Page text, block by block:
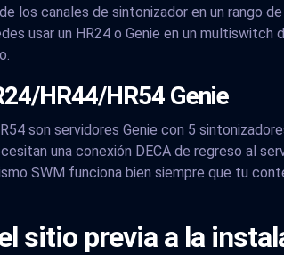
los canales de sintonizador en un rango
usar un HR24 o Genie en un multiswitch
HR44/HR54 Genie
son servidores Genie con 5
una conexión DECA de regreso al
SWM funciona bien siempre que tu
sitio previa a la